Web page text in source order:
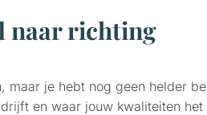
naar richting
maar je hebt nog geen helder
en waar jouw kwaliteiten